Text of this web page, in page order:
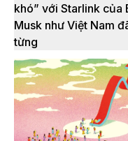
khó” với Starlink của
Musk như Việt Nam
từng